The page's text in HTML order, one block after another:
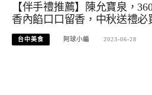
【伴手禮推薦】陳允寶泉，
香內餡口口留香，中秋送禮必
台中美食 阿球小編 2023-06-28